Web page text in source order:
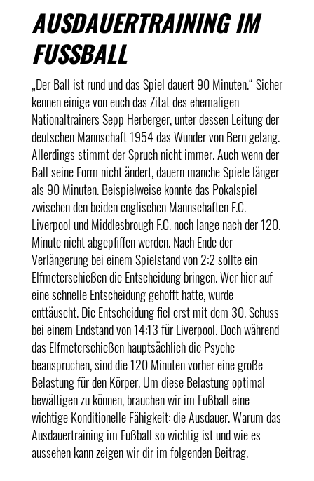
AUSDAUERTRAINING IM
FUSSBALL
„Der Ball ist rund und das Spiel dauert 90 Minuten.“ Sicher
kennen einige von euch das Zitat des ehemaligen
Nationaltrainers Sepp Herberger, unter dessen Leitung der
deutschen Mannschaft 1954 das Wunder von Bern gelang.
Allerdings stimmt der Spruch nicht immer. Auch wenn der
Ball seine Form nicht ändert, dauern manche Spiele länger
als 90 Minuten. Beispielweise konnte das Pokalspiel
zwischen den beiden englischen Mannschaften F.C.
Liverpool und Middlesbrough F.C. noch lange nach der 120.
Minute nicht abgepfiffen werden. Nach Ende der
Verlängerung bei einem Spielstand von 2:2 sollte ein
Elfmeterschießen die Entscheidung bringen. Wer hier auf
eine schnelle Entscheidung gehofft hatte, wurde
enttäuscht. Die Entscheidung fiel erst mit dem 30. Schuss
bei einem Endstand von 14:13 für Liverpool. Doch während
das Elfmeterschießen hauptsächlich die Psyche
beanspruchen, sind die 120 Minuten vorher eine große
Belastung für den Körper. Um diese Belastung optimal
bewältigen zu können, brauchen wir im Fußball eine
wichtige Konditionelle Fähigkeit: die Ausdauer. Warum das
Ausdauertraining im Fußball so wichtig ist und wie es
aussehen kann zeigen wir dir im folgenden Beitrag.